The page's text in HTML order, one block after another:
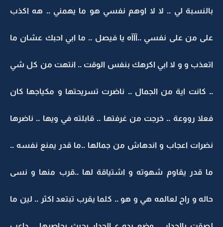
بالنسبة لي .. لا لا اوهم نفسي هو ما يهمني .. هه اكذب
على من على نفسي ..آآآه يا فيصل .. ما ابي احبك عشان ما
اتعذب و و لا ابي اكرهك بنفس الوقت .. انتهت من كل شي
.. كانت اية من الجمال .. ناضرت تسريحتها و مكياجها كان
فعلا رووعة .. خرجت من غرفتها .. قابلته في ويها .. ناضرها
نضرات اعجاب و اندهاش من جمالها ..ما قدر يمنع نفسه ..
ما قدر يقاوم شهوته و اشتياقة لها ..قرب منها و نسى
حاله و راح لعالمه هي و هو .. كلما يقرب تبتعد اكثر .. لين ما